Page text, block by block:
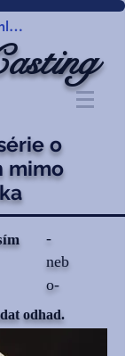
se
o
mimo
-
neb
o-
odhad.